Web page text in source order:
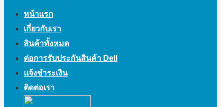
หน้าแรก
เกี่ยวกับเรา
สินค้าทั้งหมด
ต่อการรับประกันสินค้า Dell
แจ้งชำระเงิน
ติดต่อเรา